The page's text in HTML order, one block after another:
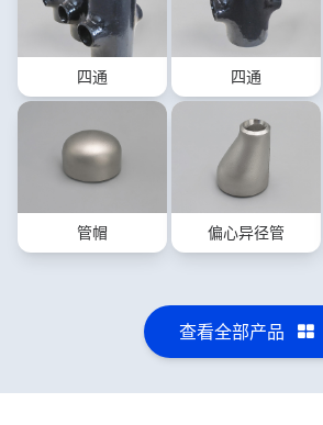
四通 四通
管帽 偏心异径管
查看全部产品